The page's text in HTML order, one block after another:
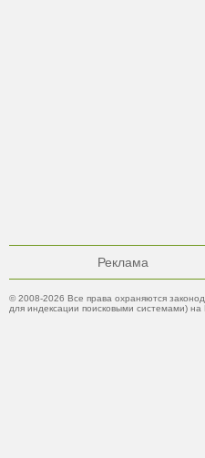
Реклама
© 2008-2026 Все права охраняются
для индексации поисковыми системами) на